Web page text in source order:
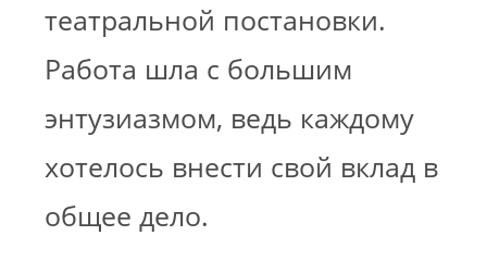
театральной постановки.
Работа шла с большим
энтузиазмом, ведь каждому
хотелось внести свой вклад в
общее дело.